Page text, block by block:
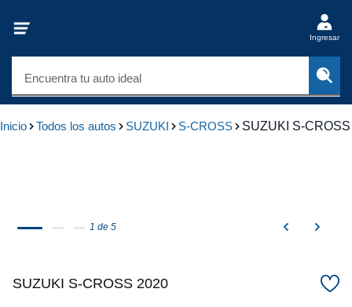
Ingresar
Encuentra tu auto ideal
Inicio Todos los autos SUZUKI S-CROSS SUZUKI S-
1 de 5
SUZUKI S-CROSS 2020